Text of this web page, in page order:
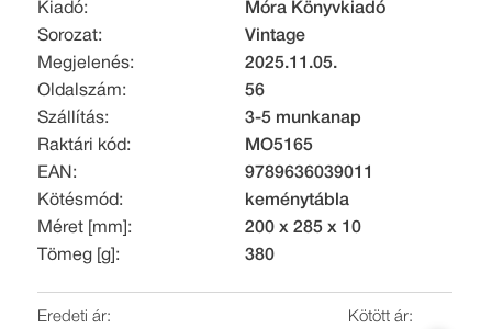
Kiadó:
Móra Könyvkiadó
Sorozat:
Vintage
Megjelenés:
2025.11.05.
Oldalszám:
56
Szállítás:
3-5 munkanap
Raktári kód:
MO5165
EAN:
9789636039011
Kötésmód:
keménytábla
Méret [mm]:
200 x 285 x 10
Tömeg [g]:
380
Eredeti ár:
Kötött ár: